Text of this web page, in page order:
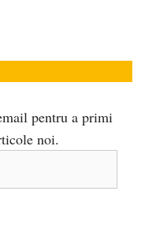
pentru a primi
noi.